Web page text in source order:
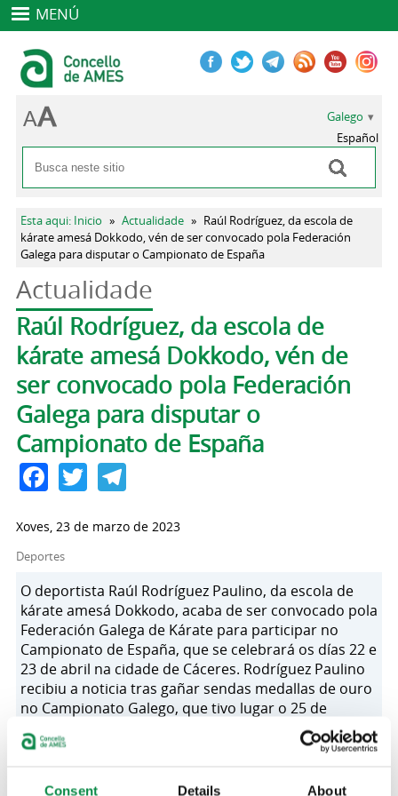
Consent Details About
MENÚ
Formulario de busca
Buscar
Galego
Español
Vostede está aquí
Esta aqui: Inicio » Actualidade » Raúl Rodríguez, da escola de
kárate amesá Dokkodo, vén de ser convocado pola Federación
Galega para disputar o Campionato de España
Actualidade
Pestanas principais
Raúl Rodríguez, da escola de
kárate amesá Dokkodo, vén de
ser convocado pola Federación
Galega para disputar o
Campionato de España
Facebook
TwitterTelegram
Xoves, 23 de marzo de 2023
Deportes
O deportista Raúl Rodríguez Paulino, da escola de
kárate amesá Dokkodo, acaba de ser convocado pola
Federación Galega de Kárate para participar no
Campionato de España, que se celebrará os días 22 e
23 de abril na cidade de Cáceres. Rodríguez Paulino
recibiu a noticia tras gañar sendas medallas de ouro
no Campionato Galego, que tivo lugar o 25 de
febreiro, e na 2ª Xornada da Liga Galega, disputada o
11 de marzo, na categoría kumite xuvenil -48 kg.